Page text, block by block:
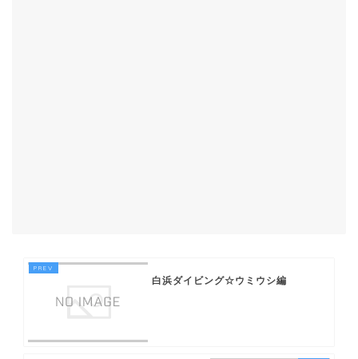
白浜ダイビング☆ウミウシ編